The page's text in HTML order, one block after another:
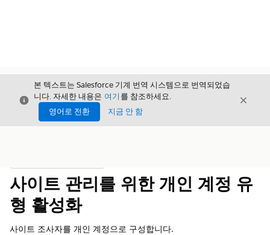
닫기
본 텍스트는 Salesforce 기계 번역 시스템으로 번역되었습
니다. 자세한 내용은 여기 를 참조하세요.
영어로 전환
지금 안 함
닫기
사이트 관리를 위한 개인 계정 유
형 활성화
사이트 조사자를 개인 계정으로 구성합니다.